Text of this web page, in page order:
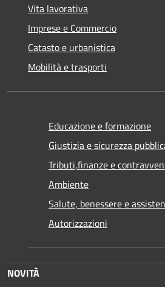
Vita lavorativa
Imprese e Commercio
Catasto e urbanistica
Mobilità e trasporti
Educazione e formazione
Giustizia e sicurezza
Tributi,finanze e
Ambiente
Salute, benessere e
Autorizzazioni
NOVITÀ